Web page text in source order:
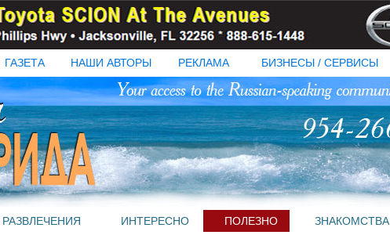
ГАЗЕТА НАШИ АВТОРЫ РЕКЛАМА БИЗНЕСЫ / СЕРВИСЫ
РАЗВЛЕЧЕНИЯ ИНТЕРЕСНО ПОЛЕЗНО ЗНАКОМСТВА